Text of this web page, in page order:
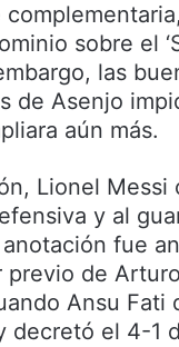
sobre el
las
de Asenjo
aún más.
Lionel Messi
y al
fue
previo de
Ansu Fati
decretó el 4-1